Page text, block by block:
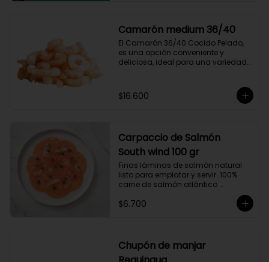
Lo diseñamos intencionalmente
para resaltar la intensidad y
generar una gran sinergia si se
añade leche. Se trata de un Blend
con un rico sabor achocolatado.
Camarón medium 36/40
El Camarón 36/40 Cocido Pelado,
es una opción conveniente y
deliciosa, ideal para una variedad
camarones son perfectos para
ensaladas, pastas, arroces y
Ricos en proteínas y listos para
comer, son una opción rápida y
nutritiva que añade un toque
gourmet a tus comidas.
$16.600
Carpaccio de Salmón
South wind 100 gr
Finas láminas de salmón natural
listo para emplatar y servir. 100%
carne de salmón atlántico
Producto sellado al vacío y
$6.700
Chupón de manjar